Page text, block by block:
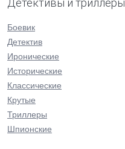
Детективы и триллеры
Боевик
Детектив
Иронические
Исторические
Классические
Крутые
Триллеры
Шпионские